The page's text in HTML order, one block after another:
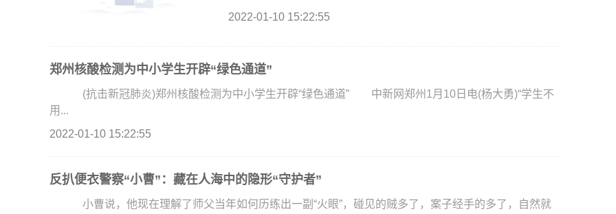
2022-01-10 15:22:55
郑州核酸检测为中小学生开辟“绿色通道”
(抗击新冠肺炎)郑州核酸检测为中小学生开辟“绿色通道” 中新网郑州1月10日电(杨大勇)“学生不
用...
2022-01-10 15:22:55
反扒便衣警察“小曹”：藏在人海中的隐形“守护者”
小曹说，他现在理解了师父当年如何历练出一副“火眼”，碰见的贼多了，案子经手的多了，自然就